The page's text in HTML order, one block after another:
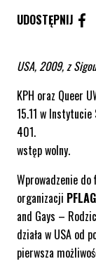
UDOSTĘPNIJ
USA, 2009, z
KPH oraz Queer
15.11 w
401.
wstęp wolny.
Wprowadzenie do
organizacji
and Gays –
działa w USA od
pierwsza